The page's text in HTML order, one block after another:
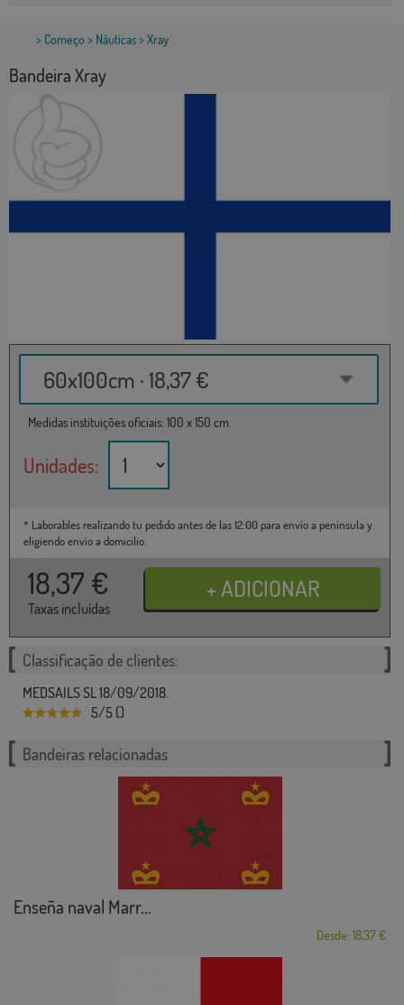
> Começo > Náuticas> Xray
Bandeira Xray
60x100cm · 18,37 €
Medidas instituições oficiais: 100 x 150 cm
Unidades:
* Laborables realizando tu pedido antes de las 12:00 para envío a península y
eligiendo envío a domicilio.
18,37 €
Taxas incluídas
Classificação de clientes:
MEDSAILS SL 18/09/2018.
5/5 ()
Bandeiras relacionadas
Enseña naval Marr...
Desde: 18,37 €